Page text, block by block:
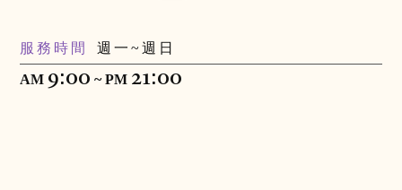
服務時間 週一~週日
AM 9:00 ~ PM 21:00